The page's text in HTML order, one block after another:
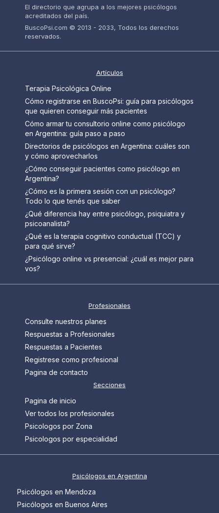
El directorio que agrupa a los mejores psicólogos
acreditados del país.
BuscoPsi.com © 2013 - 2033, Todos los derechos
reservados.
Artículos
Terapia Psicológica Online
Cómo registrarse en BuscoPsi: guía para psicólogos
que quieren conseguir más pacientes
Cómo armar tu consultorio online como psicólogo
en Argentina: guía paso a paso
Directorios de psicólogos en Argentina: cuáles son
y cómo aprovecharlos
¿Cómo conseguir pacientes como psicólogo en
Argentina?
¿Cómo es la primera sesión con un psicólogo?
Todo lo que tenés que saber
¿Qué diferencia hay entre psicólogo, psiquiatra y
psicoanalista?
¿Qué es la terapia cognitivo conductual (TCC) y
para qué sirve?
¿Psicólogo online vs presencial: ¿cuál es mejor para
vos?
Profesionales
Consulte nuestros planes
Respuestas a Profesionales
Respuestas a Pacientes
Registrese como profesional
Pagina de contacto
Secciones
Pagina de inicio
Ver todos los profesionales
Psicologos por Zona
Psicologos por especialidad
Psicólogos en Argentina
Psicólogos en Mendoza
Psicólogos en Buenos Aires